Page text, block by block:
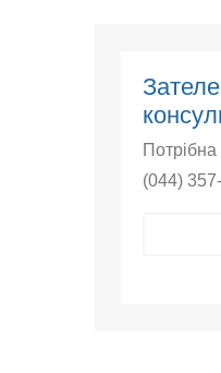
Потрібна
(044)